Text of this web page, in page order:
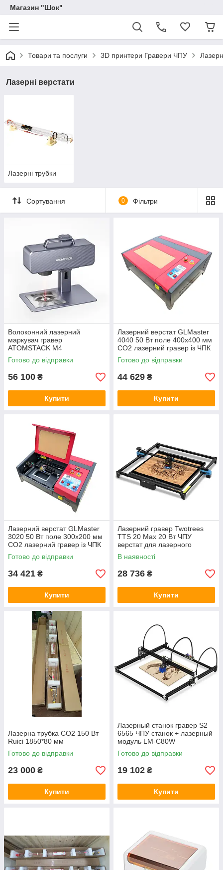
Магазин "Шок"
Товари та послуги 3D принтери Гравери ЧПУ
Лазерні верстати
Лазерні трубки
Сортування 0 Фільтри
Волоконний лазерний
маркувач гравер
ATOMSTACK M4
Готово до відправки
56 100 ₴
Купити
Лазерний верстат GLMaster
4040 50 Вт поле 400х400 мм
CO2 лазерний гравер із ЧПК
+ стільниковий стіл
Готово до відправки
44 629 ₴
Купити
Лазерний верстат GLMaster
3020 50 Вт поле 300х200 мм
CO2 лазерний гравер із ЧПК
+ стільниковий стіл
Готово до відправки
34 421 ₴
Купити
Лазерний гравер Twotrees
TTS 20 Max 20 Вт ЧПУ
верстат для лазерного
гравіювання 600*600 мм
В наявності
28 736 ₴
Купити
Лазерна трубка CO2 150 Вт
Ruici 1850*80 мм
Готово до відправки
23 000 ₴
Купити
Лазерный станок гравер S2
6565 ЧПУ станок + лазерный
модуль LM-C80W
Готово до відправки
19 102 ₴
Купити